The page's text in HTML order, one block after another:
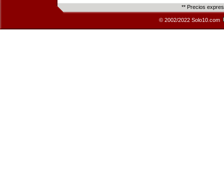
** Precios
© 2002/2022 Solo10.com